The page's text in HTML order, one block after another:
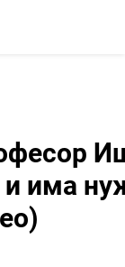
и има